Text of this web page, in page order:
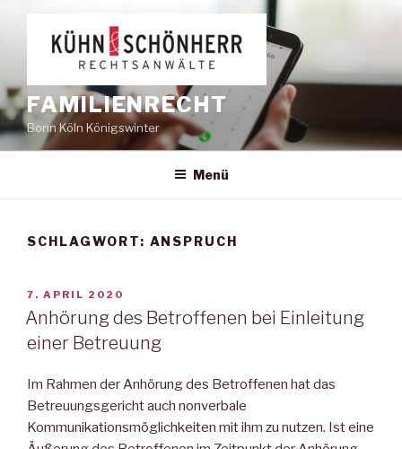
springen
FAMILIENRECHT
Bonn Köln Königswinter
Menü
SCHLAGWORT: ANSPRUCH
VERÖFFENTLICHT
AM
7. APRIL 2020
Anhörung des Betroffenen bei Einleitung
einer Betreuung
Im Rahmen der Anhörung des Betroffenen hat das
Betreuungsgericht auch nonverbale
Kommunikationsmöglichkeiten mit ihm zu nutzen. Ist eine